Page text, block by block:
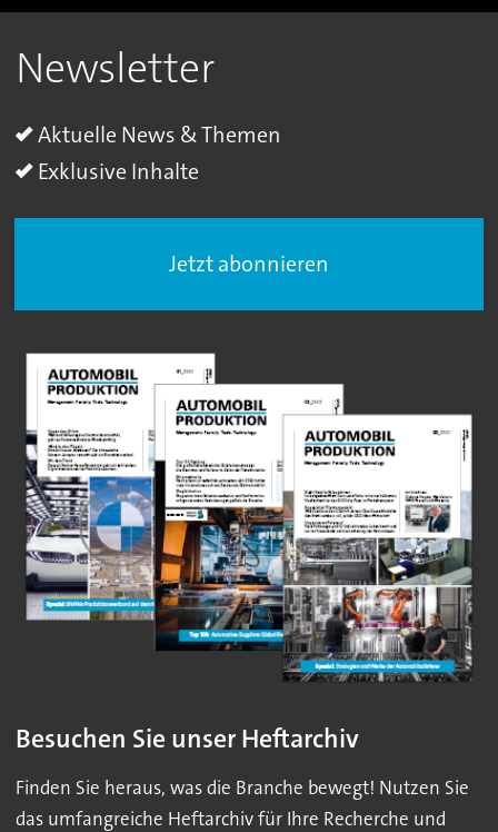
Newsletter
Aktuelle News & Themen
Exklusive Inhalte
Jetzt abonnieren
Besuchen Sie unser Heftarchiv
Finden Sie heraus, was die Branche bewegt! Nutzen Sie
das umfangreiche Heftarchiv für Ihre Recherche und